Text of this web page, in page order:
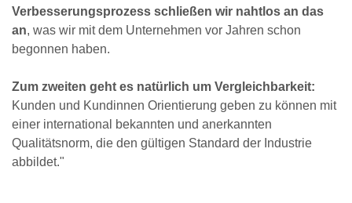
Verbesserungsprozess schließen wir nahtlos an das
an, was wir mit dem Unternehmen vor Jahren schon
begonnen haben.
Zum zweiten geht es natürlich um Vergleichbarkeit:
Kunden und Kundinnen Orientierung geben zu können mit
einer international bekannten und anerkannten
Qualitätsnorm, die den gültigen Standard der Industrie
abbildet."